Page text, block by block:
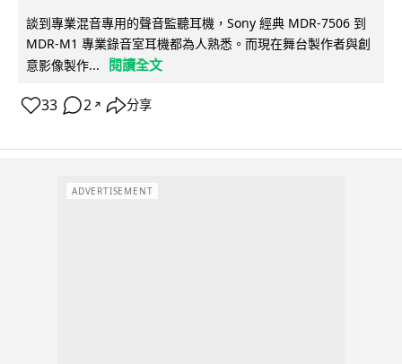
談到專業混音專用的聲音監聽耳機，Sony 經典 MDR-7506 到
MDR-M1 專業錄音室耳機都為人熟悉。而現在舞台製作者與創
意影像製作...
閱讀全文
33 2 ↗ 分享
ADVERTISEMENT